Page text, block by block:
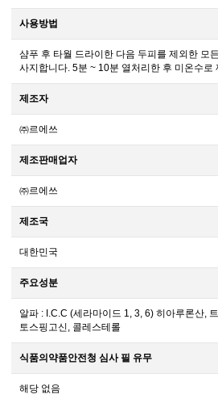
사용방법
샴푸 후 타월 드라이한 다음 두피를 제외한 모
사지합니다. 5분 ~ 10분 열처리한 후 미온수로
제조자
㈜르에쓰
제조판매업자
㈜르에쓰
제조국
대한민국
주요성분
알파 : I.C.C (세라마이드 1, 3, 6) 히아루론산,
토스핑고신, 콜레스테롤
식품의약품안전청 심사 필 유무
해당 없음